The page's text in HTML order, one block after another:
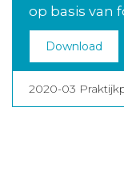
op basis van
Download
2020-03